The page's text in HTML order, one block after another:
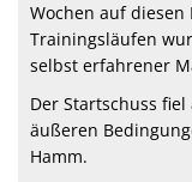
Wochen auf
Trainingsläufen
selbst erfahrener
Der Startschuss
äußeren
Hamm.